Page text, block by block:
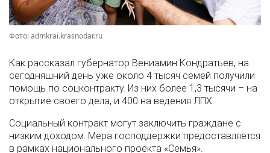
Фото: admkrai.krasnodar.ru
Как рассказал губернатор Вениамин Кондратьев, на
сегодняшний день уже около 4 тысяч семей получили
помощь по соцконтракту. Из них более 1,3 тысячи – на
открытие своего дела, и 400 на ведения ЛПХ.
Социальный контракт могут заключить граждане с
низким доходом. Мера господдержки предоставляется
в рамках национального проекта «Семья».